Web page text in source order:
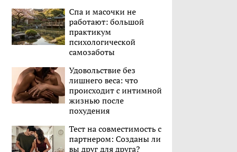
Спа и масочки не
работают: большой
практикум
психологической
самозаботы
Удовольствие без
лишнего веса: что
происходит с интимной
жизнью после
похудения
Тест на совместимость с
партнером: Созданы ли
вы друг для друга?